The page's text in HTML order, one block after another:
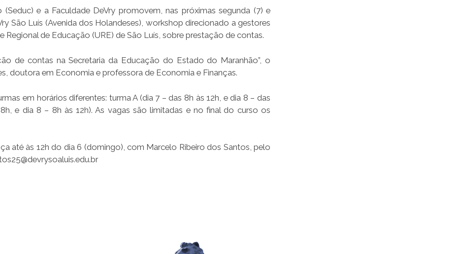
e a Faculdade DeVry promovem, nas próximas segunda (7) e
São Luís (Avenida dos Holandeses), workshop direcionado a gestores
Regional de Educação (URE) de São Luís, sobre prestação de contas.
de contas na Secretaria da Educação do Estado do Maranhão”, o
doutora em Economia e professora de Economia e Finanças.
em horários diferentes: turma A (dia 7 – das 8h às 12h, e dia 8 – das
e dia 8 – 8h às 12h). As vagas são limitadas e no final do curso os
até às 12h do dia 6 (domingo), com Marcelo Ribeiro dos Santos, pelo